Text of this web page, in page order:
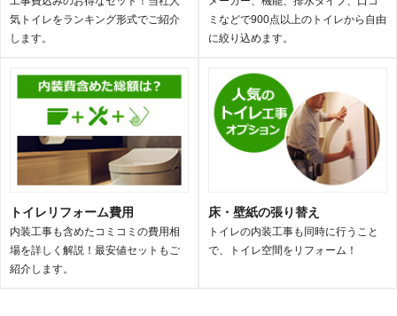
気トイレをランキング形式でご紹介
します。
ミなどで900点以上のトイレから自由
に絞り込めます。
トイレリフォーム費用
内装工事も含めたコミコミの費用相
場を詳しく解説！最安値セットもご
紹介します。
床・壁紙の張り替え
トイレの内装工事も同時に行うこと
で、トイレ空間をリフォーム！